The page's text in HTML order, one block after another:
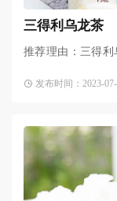
三得利乌龙茶
推荐理由：三得
维生素等物质，而
发布时间：2023-